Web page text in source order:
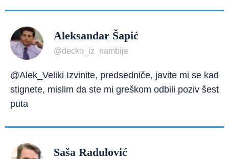
Aleksandar Šapić
@decko_iz_nambije
@Alek_Veliki Izvinite, predsedniče, javite mi se kad
stignete, mislim da ste mi greškom odbili poziv šest
puta
Saša Radulović